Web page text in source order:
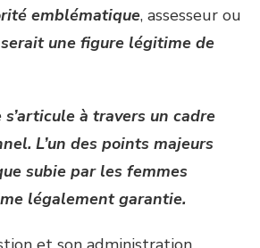
emblématique, assesseur ou
une figure légitime de
à travers un cadre
L’un des points majeurs
subie par les femmes
légalement garantie.